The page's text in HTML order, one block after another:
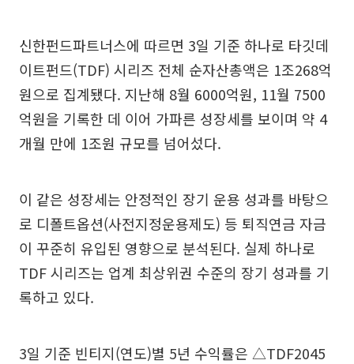
신한펀드파트너스에 따르면 3일 기준 하나로 타깃데
이트펀드(TDF) 시리즈 전체 순자산총액은 1조268억
원으로 집계됐다. 지난해 8월 6000억원, 11월 7500
억원을 기록한 데 이어 가파른 성장세를 보이며 약 4
개월 만에 1조원 규모를 넘어섰다.
이 같은 성장세는 안정적인 장기 운용 성과를 바탕으
로 디폴트옵션(사전지정운용제도) 등 퇴직연금 자금
이 꾸준히 유입된 영향으로 분석된다. 실제 하나로
TDF 시리즈는 업계 최상위권 수준의 장기 성과를 기
록하고 있다.
3일 기준 빈티지(연도)별 5년 수익률은 △TDF2045